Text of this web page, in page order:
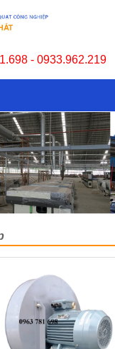
- 0933.962.219